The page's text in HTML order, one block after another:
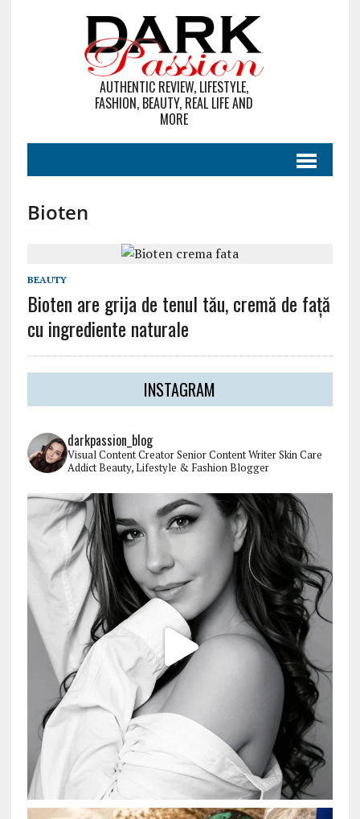
AUTHENTIC REVIEW, LIFESTYLE,
FASHION, BEAUTY, REAL LIFE AND
MORE
Bioten
BEAUTY
Bioten are grija de tenul tău, cremă de faţă
cu ingrediente naturale
INSTAGRAM
darkpassion_blog
Visual Content CreatorSenior Content WriterSkin Care
AddictBeauty, Lifestyle & Fashion Blogger